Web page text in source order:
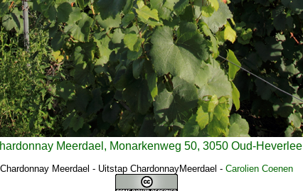
Meerdael, Monarkenweg 50, 3050 Oud-Heverlee
Chardonnay Meerdael - Uitstap ChardonnayMeerdael - Carolien Coenen